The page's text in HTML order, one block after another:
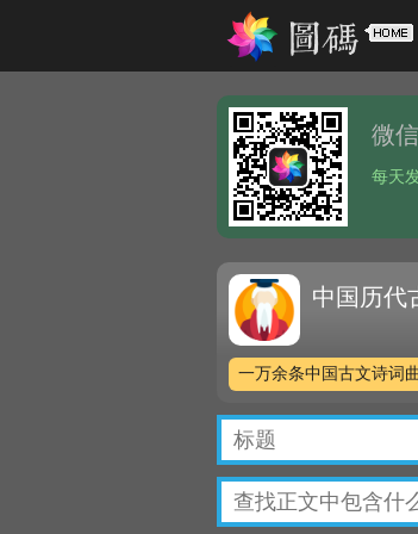
微
每天
中国历代
一万余条中国古文诗词